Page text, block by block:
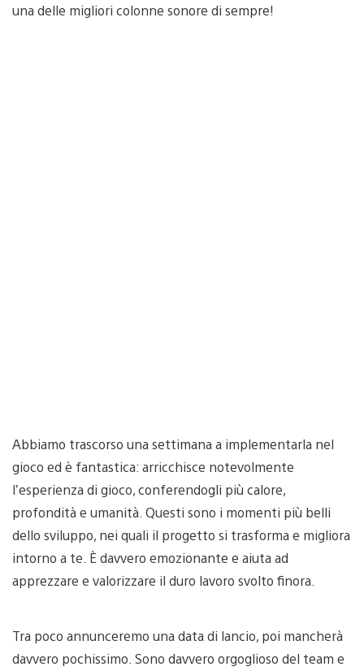
una delle migliori colonne sonore di sempre!
Abbiamo trascorso una settimana a implementarla nel
gioco ed è fantastica: arricchisce notevolmente
l’esperienza di gioco, conferendogli più calore,
profondità e umanità. Questi sono i momenti più belli
dello sviluppo, nei quali il progetto si trasforma e migliora
intorno a te. È davvero emozionante e aiuta ad
apprezzare e valorizzare il duro lavoro svolto finora.
Tra poco annunceremo una data di lancio, poi mancherà
davvero pochissimo. Sono davvero orgoglioso del team e